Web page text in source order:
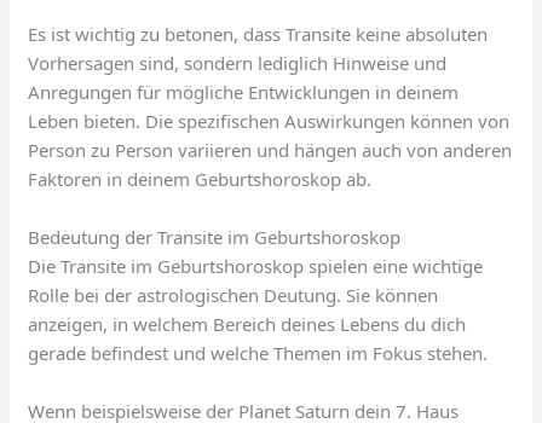
Es ist wichtig zu betonen, dass Transite keine absoluten
Vorhersagen sind, sondern lediglich Hinweise und
Anregungen für mögliche Entwicklungen in deinem
Leben bieten. Die spezifischen Auswirkungen können von
Person zu Person variieren und hängen auch von anderen
Faktoren in deinem Geburtshoroskop ab.
Bedeutung der Transite im Geburtshoroskop
Die Transite im Geburtshoroskop spielen eine wichtige
Rolle bei der astrologischen Deutung. Sie können
anzeigen, in welchem Bereich deines Lebens du dich
gerade befindest und welche Themen im Fokus stehen.
Wenn beispielsweise der Planet Saturn dein 7. Haus